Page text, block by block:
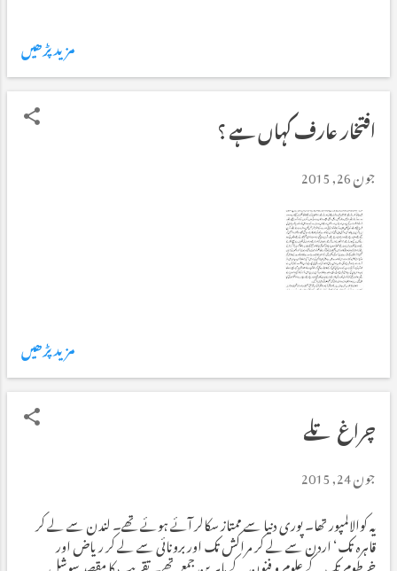
مزید پڑھیں
افتخار عارف کہاں ہے ؟
جون 26, 2015
مزید پڑھیں
چراغ تلے
جون 24, 2015
یہ کوالالمپور تھا۔ پوری دنیا سے ممتاز سکالر آئے ہوئے تھے۔ لندن سے لے کر
قاہرہ تک‘ اردن سے لے کر مراکش تک اور برونائی سے لے کر ریاض اور